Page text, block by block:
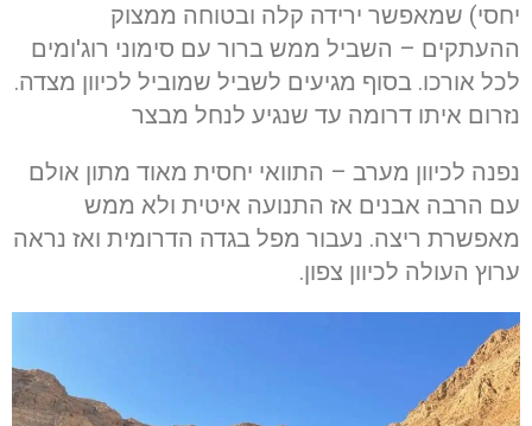
יחסי) שמאפשר ירידה קלה ובטוחה ממצוק
ההעתקים – השביל ממש ברור עם סימוני רוג'ומים
לכל אורכו. בסוף מגיעים לשביל שמוביל לכיוון מצדה.
נזרום איתו דרומה עד שנגיע לנחל מבצר
נפנה לכיוון מערב – התוואי יחסית מאוד מתון אולם
עם הרבה אבנים אז התנועה איטית ולא ממש
מאפשרת ריצה. נעבור מפל בגדה הדרומית ואז נראה
ערוץ העולה לכיוון צפון.